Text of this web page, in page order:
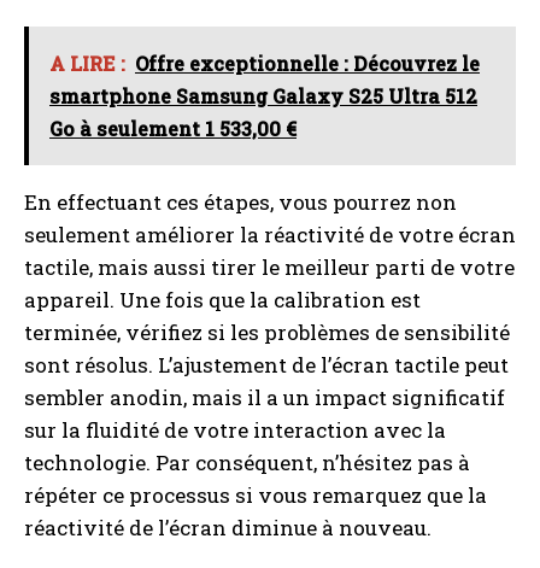
A LIRE : Offre exceptionnelle : Découvrez le
smartphone Samsung Galaxy S25 Ultra 512
Go à seulement 1 533,00 €
En effectuant ces étapes, vous pourrez non
seulement améliorer la réactivité de votre écran
tactile, mais aussi tirer le meilleur parti de votre
appareil. Une fois que la calibration est
terminée, vérifiez si les problèmes de sensibilité
sont résolus. L’ajustement de l’écran tactile peut
sembler anodin, mais il a un impact significatif
sur la fluidité de votre interaction avec la
technologie. Par conséquent, n’hésitez pas à
répéter ce processus si vous remarquez que la
réactivité de l’écran diminue à nouveau.